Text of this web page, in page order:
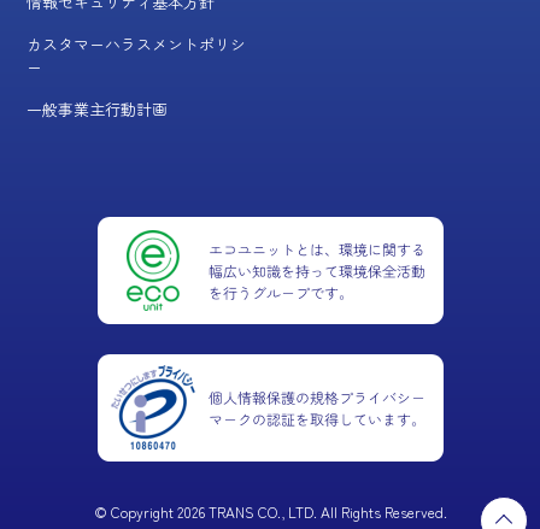
カスタマーハラスメントポリシ
ー
一般事業主行動計画
© Copyright 2026 TRANS CO., LTD. All Rights Reserved.